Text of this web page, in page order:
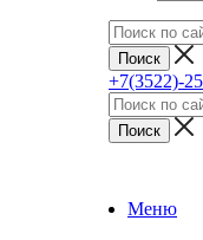
+7(3522)-
Меню